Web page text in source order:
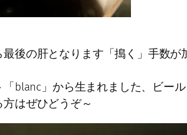
後の肝となります「搗く」手数
blanc」から生まれました、ビー
はぜひどうぞ～